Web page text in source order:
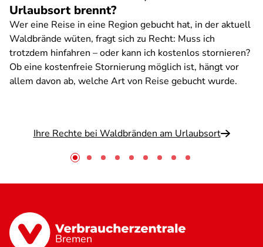
Urlaubsort brennt?
Wer eine Reise in eine Region gebucht hat, in der aktuell
Waldbrände wüten, fragt sich zu Recht: Muss ich
trotzdem hinfahren – oder kann ich kostenlos stornieren?
Ob eine kostenfreie Stornierung möglich ist, hängt vor
allem davon ab, welche Art von Reise gebucht wurde.
Ihre Rechte bei Waldbränden am Urlaubsort
Bremen